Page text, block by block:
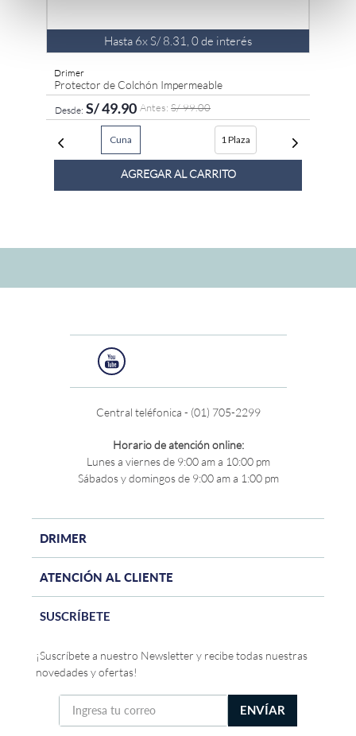
Hasta 6xS/ 8 31 0de interés
Drimer
Protector de Colchón Impermeable
S/49.90 S/99.00
Cuna 1 Plaza
AGREGAR AL CARRITO
Central teléfonica - (01) 705-2299
Horario de atención online:
Lunes a viernes de 9:00 am a 10:00 pm
Sábados y domingos de 9:00 am a 1:00 pm
DRIMER
ATENCIÓN AL CLIENTE
SUSCRÍBETE
¡Suscríbete a nuestro Newsletter y recibe todas nuestras
novedades y ofertas!
ENVÍAR